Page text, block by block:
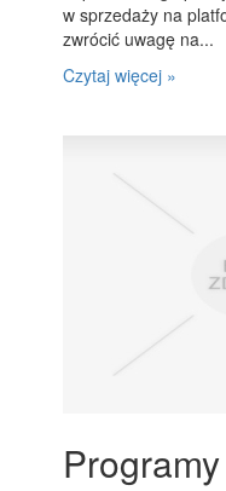
w sprzedaży na
zwrócić uwagę na...
Czytaj więcej »